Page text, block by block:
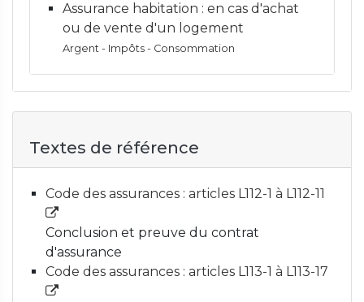
Assurance habitation : en cas d'achat
ou de vente d'un logement
Argent - Impôts - Consommation
Textes de référence
Code des assurances : articles L112-1 à L112-11
Conclusion et preuve du contrat
d'assurance
Code des assurances : articles L113-1 à L113-17